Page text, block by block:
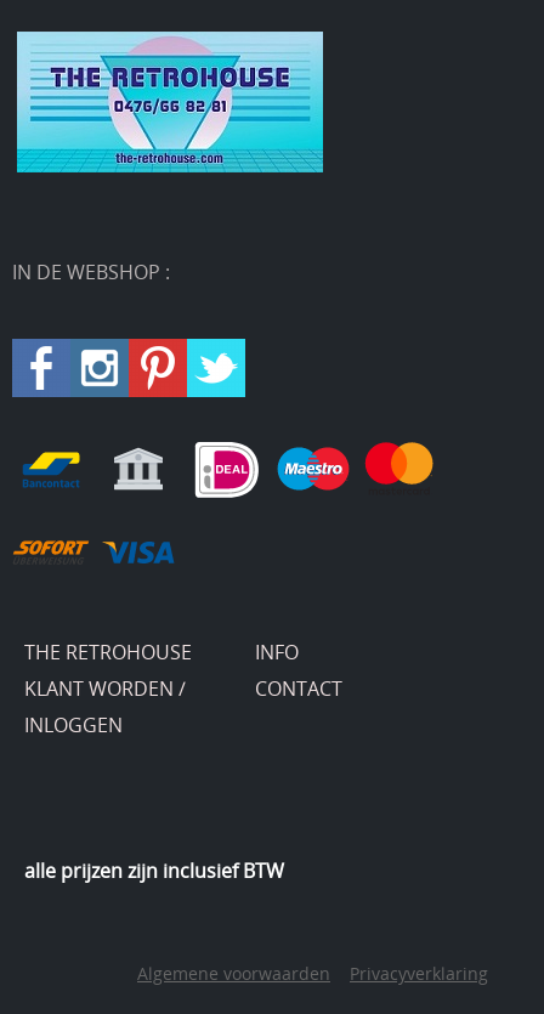
IN DE WEBSHOP :
THE RETROHOUSE
INFO
KLANT WORDEN /
INLOGGEN
CONTACT
alle prijzen zijn inclusief BTW
Algemene voorwaarden Privacyverklaring